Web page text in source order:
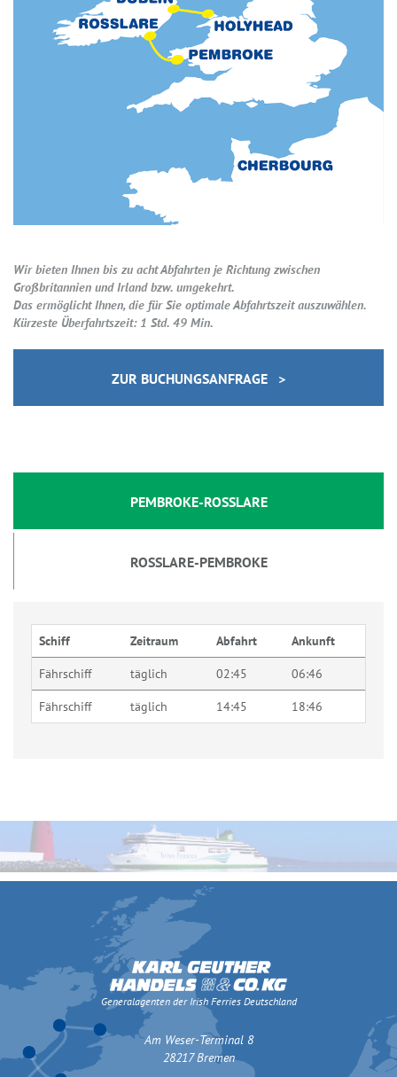
Wir bieten Ihnen bis zu acht Abfahrten je Richtung zwischen
Großbritannien und Irland bzw. umgekehrt.
Das ermöglicht Ihnen, die für Sie optimale Abfahrtszeit auszuwählen.
Kürzeste Überfahrtszeit: 1 Std. 49 Min.
ZUR BUCHUNGSANFRAGE >
PEMBROKE-ROSSLARE
ROSSLARE-PEMBROKE
Schiff Zeitraum Abfahrt Ankunft
Fährschiff täglich 02:45 06:46
Fährschiff täglich 14:45 18:46
Generalagenten der Irish Ferries Deutschland
Am Weser-Terminal 8
28217 Bremen